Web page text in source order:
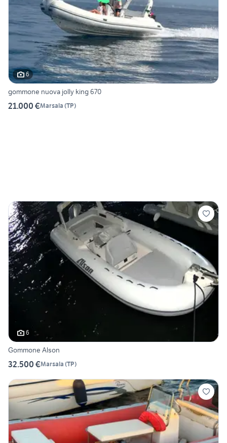
6
gommone nuova jolly king 670
21.000 €Marsala (TP)
6
Gommone Alson
32.500 €Marsala (TP)